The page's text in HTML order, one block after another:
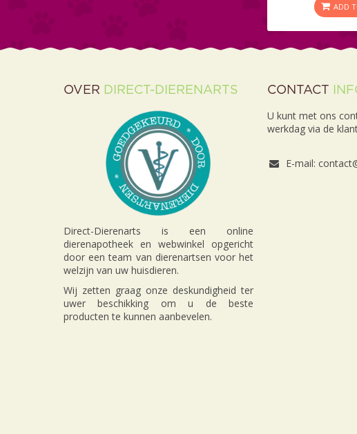
ADD
OVER DIRECT-DIERENARTS
Direct-Dierenarts is een online
dierenapotheek en webwinkel opgericht
door een team van dierenartsen voor het
welzijn van uw huisdieren.
Wij zetten graag onze deskundigheid ter
uwer beschikking om u de beste
producten te kunnen aanbevelen.
CONTACT
U kunt met ons
werkdag via de
E-mail: